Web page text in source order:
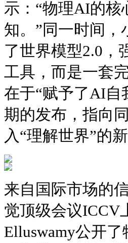
示：“物理AI的核
知。”同一时间，
了世界模型2.0，
工具，而是一套
在于“赋予了AI自
期的发布，指向
入“理解世界”的新
来自国际市场的
觉顶级会议ICCV
Elluswamy公开